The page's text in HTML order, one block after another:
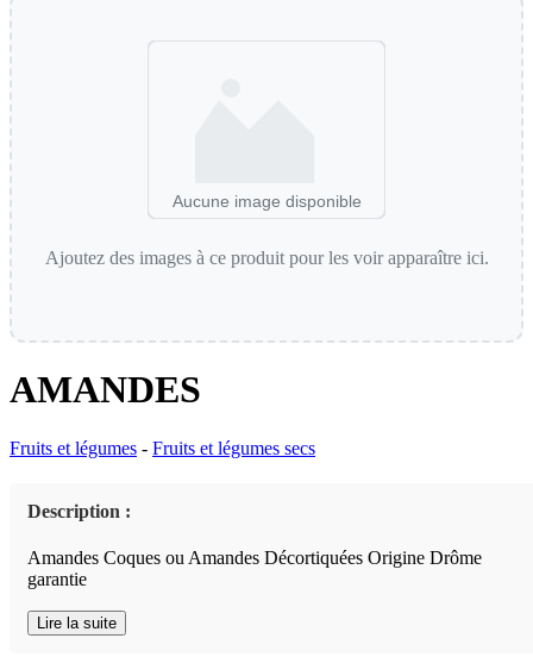
Aucune image disponible
Ajoutez des images à ce produit pour les voir apparaître ici.
AMANDES
Fruits et légumes - Fruits et légumes secs
Description :
Amandes Coques ou Amandes Décortiquées Origine Drôme
garantie
Lire la suite